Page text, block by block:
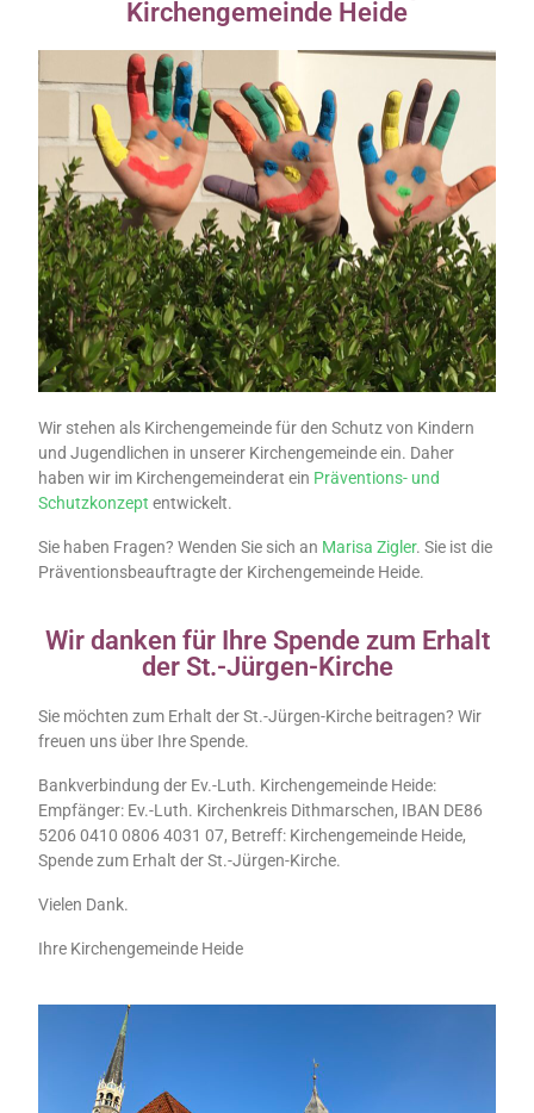
Kirchengemeinde Heide
Wir stehen als Kirchengemeinde für den Schutz von Kindern
und Jugendlichen in unserer Kirchengemeinde ein. Daher
haben wir im Kirchengemeinderat ein Präventions- und
Schutzkonzept entwickelt.
Sie haben Fragen? Wenden Sie sich an Marisa Zigler. Sie ist die
Präventionsbeauftragte der Kirchengemeinde Heide.
Wir danken für Ihre Spende zum Erhalt
der St.-Jürgen-Kirche
Sie möchten zum Erhalt der St.-Jürgen-Kirche beitragen? Wir
freuen uns über Ihre Spende.
Bankverbindung der Ev.-Luth. Kirchengemeinde Heide:
Empfänger: Ev.-Luth. Kirchenkreis Dithmarschen, IBAN DE86
5206 0410 0806 4031 07, Betreff: Kirchengemeinde Heide,
Spende zum Erhalt der St.-Jürgen-Kirche.
Vielen Dank.
Ihre Kirchengemeinde Heide